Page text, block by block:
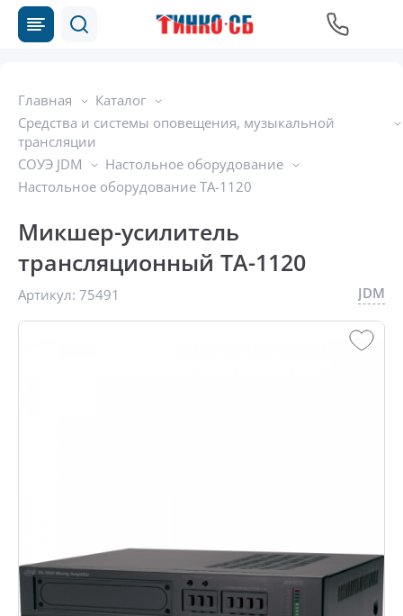
Главная
Каталог
Средства и системы оповещения, музыкальной
трансляции
СОУЭ JDM
Настольное оборудование
Настольное оборудование TA-1120
Микшер-усилитель
трансляционный TA-1120
Артикул: 75491 JDM